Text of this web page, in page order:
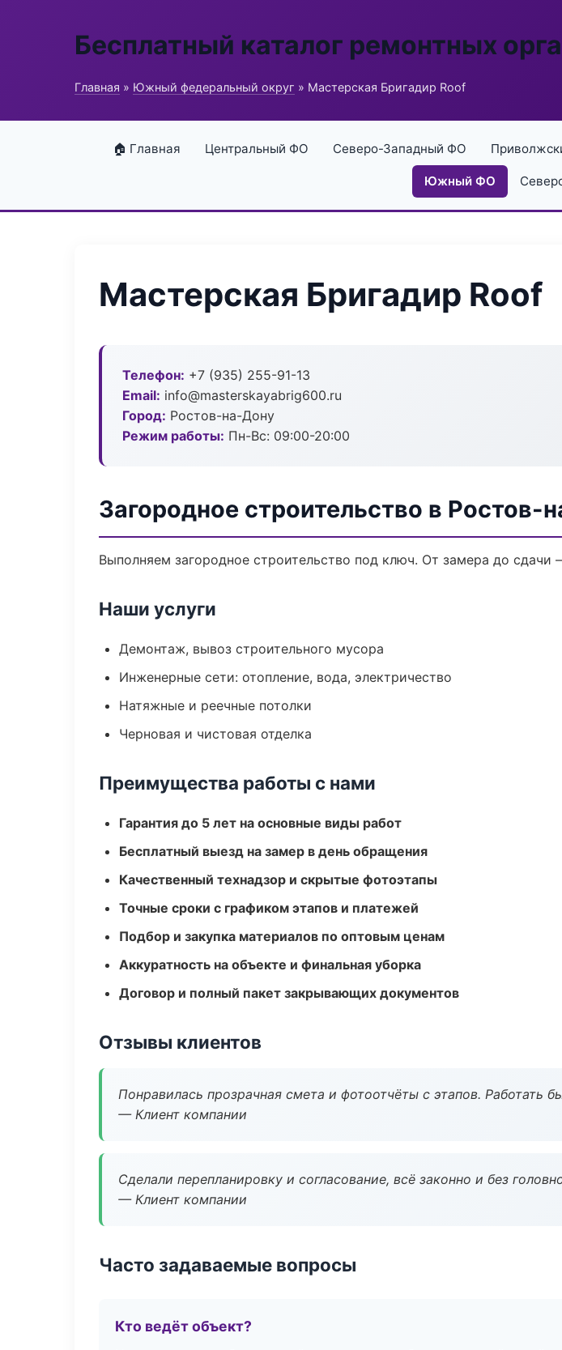
Бесплатный каталог ремонтных
Главная » Южный федеральный округ » Мастерская Бригадир Roof
🏠 Главная Центральный ФО Северо-Западный ФО
Южный ФО
Мастерская Бригадир Roof
Телефон: +7 (935) 255-91-13
Email: info@masterskayabrig600.ru
Город: Ростов-на-Дону
Режим работы: Пн-Вс: 09:00-20:00
Загородное строительство в Ростов-
Выполняем загородное строительство под ключ. От замера до
Наши услуги
Демонтаж, вывоз строительного мусора
Инженерные сети: отопление, вода, электричество
Натяжные и реечные потолки
Черновая и чистовая отделка
Преимущества работы с нами
Гарантия до 5 лет на основные виды работ
Бесплатный выезд на замер в день обращения
Качественный технадзор и скрытые фотоэтапы
Точные сроки с графиком этапов и платежей
Подбор и закупка материалов по оптовым ценам
Аккуратность на объекте и финальная уборка
Договор и полный пакет закрывающих документов
Отзывы клиентов
Понравилась прозрачная смета и фотоотчёты с этапов. Работать
— Клиент компании
Сделали перепланировку и согласование, всё законно и без
— Клиент компании
Часто задаваемые вопросы
Кто ведёт объект?